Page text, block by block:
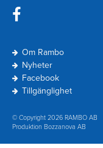
Navigering
Sidfot
Om Rambo
Nyheter
Facebook
Tillgänglighet
© Copyright 2026 RAMBO AB
Produktion Bozzanova AB